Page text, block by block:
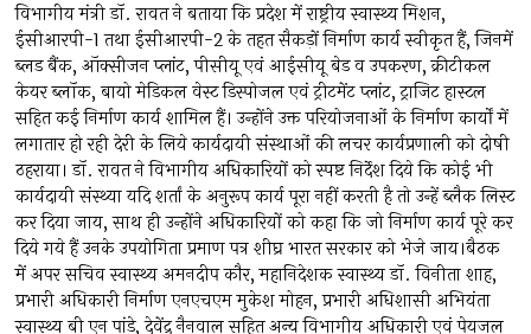
विभागीय मंत्री डॉ. रावत ने बताया कि प्रदेश में राष्ट्रीय स्वास्थ्य मिशन,
ईसीआरपी-1 तथा ईसीआरपी-2 के तहत सैकड़ों निर्माण कार्य स्वीकृत हैं, जिनमें
ब्लड बैंक, ऑक्सीजन प्लांट, पीसीयू एवं आईसीयू बेड व उपकरण, क्रीटीकल
केयर ब्लॉक, बायो मेडिकल वेस्ट डिस्पोजल एवं ट्रीटमेंट प्लांट, ट्राजिट हास्टल
सहित कई निर्माण कार्य शामिल हैं। उन्होंने उक्त परियोजनाओं के निर्माण कार्यों में
लगातार हो रही देरी के लिये कार्यदायी संस्थाओं की लचर कार्यप्रणाली को दोषी
ठहराया। डॉ. रावत ने विभागीय अधिकारियों को स्पष्ट निर्देश दिये कि कोई भी
कार्यदायी संस्थ्या यदि शर्तां के अनुरूप कार्य पूरा नहीं करती है तो उन्हें ब्लैक लिस्ट
कर दिया जाय, साथ ही उन्होंने अधिकारियों को कहा कि जो निर्माण कार्य पूरे कर
दिये गये हैं उनके उपयोगिता प्रमाण पत्र शीघ्र भारत सरकार को भेजे जाय।बैठक
में अपर सचिव स्वास्थ्य अमनदीप कौर, महानिदेशक स्वास्थ्य डॉ. विनीता शाह,
प्रभारी अधिकारी निर्माण एनएचएम मुकेश मोहन, प्रभारी अधिशासी अभियंता
स्वास्थ्य बी एन पांडे, देवेंद्र नैनवाल सहित अन्य विभागीय अधिकारी एवं पेयजल